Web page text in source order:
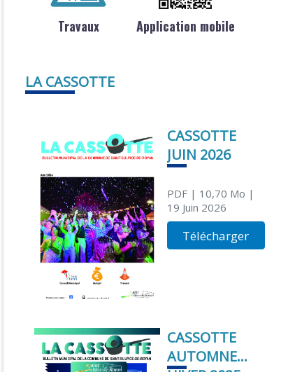
Travaux Application mobile
LA CASSOTTE
CASSOTTE
JUIN 2026
PDF| 10,70 Mo |
19 Juin 2026
Télécharger
CASSOTTE
AUTOMNE